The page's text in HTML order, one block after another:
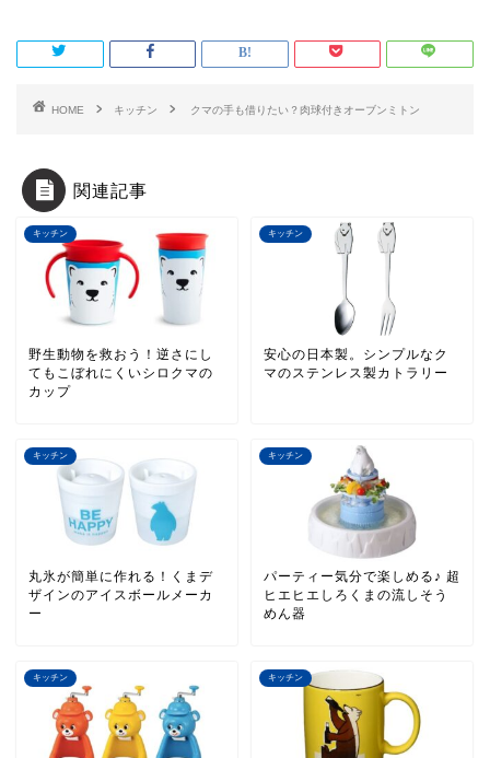
HOME キッチン クマの手も借りたい？肉球付きオーブンミトン
関連記事
キッチン
野生動物を救おう！逆さにし
てもこぼれにくいシロクマの
カップ
キッチン
安心の日本製。シンプルなク
マのステンレス製カトラリー
キッチン
丸氷が簡単に作れる！くまデ
ザインのアイスボールメーカ
ー
キッチン
パーティー気分で楽しめる♪ 超
ヒエヒエしろくまの流しそう
めん器
キッチン キッチン